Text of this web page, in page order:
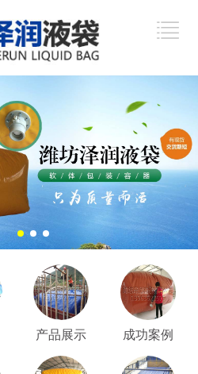
产品展示 成功案例